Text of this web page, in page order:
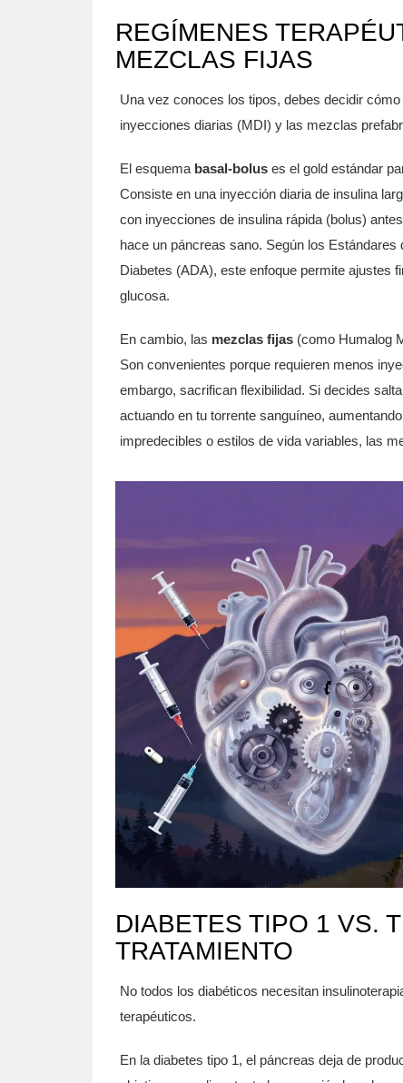
REGÍMENES
MEZCLAS FIJAS
Una vez conoces los tipos, debes decidir
inyecciones diarias (MDI) y las mezclas
El esquema basal-bolus es el gold estándar
Consiste en una inyección diaria de insulina
con inyecciones de insulina rápida (bolus)
hace un páncreas sano. Según los
Diabetes (ADA), este enfoque permite ajustes
glucosa.
En cambio, las mezclas fijas (como Humalog
Son convenientes porque requieren menos
embargo, sacrifican flexibilidad. Si decides
actuando en tu torrente sanguíneo,
impredecibles o estilos de vida variables, las
DIABETES TIPO 1 VS.
TRATAMIENTO
No todos los diabéticos necesitan
terapéuticos.
En la diabetes tipo 1, el páncreas deja de